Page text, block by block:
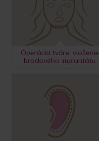
Operácia tváre, vloženie
bradového implantátu